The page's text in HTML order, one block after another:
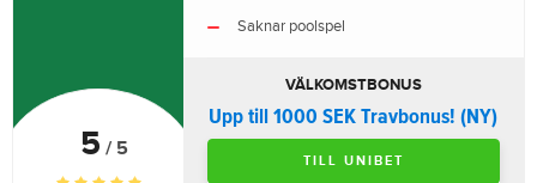
5 / 5
Saknar poolspel
VÄLKOMSTBONUS
Upp till 1000 SEK Travbonus! (NY)
TILL UNIBET